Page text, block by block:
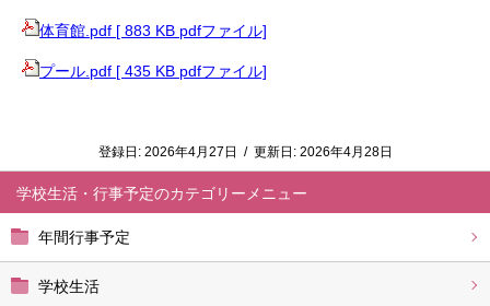
学校生活・行事予定
年間行事予定
学校生活
体育館.pdf [ 883 KB pdfファイル]
プール.pdf [ 435 KB pdfファイル]
登録日: 2026年4月27日 / 更新日: 2026年4月28日